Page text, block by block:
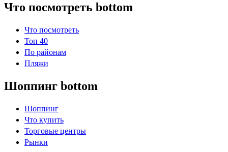
Что посмотреть bottom
Что посмотреть
Топ 40
По районам
Пляжи
Шоппинг bottom
Шоппинг
Что купить
Торговые центры
Рынки